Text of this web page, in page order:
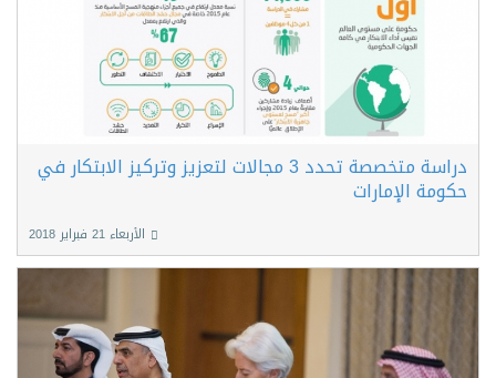
دراسة متخصصة تحدد 3 مجالات لتعزيز وتركيز الابتكار في
حكومة الإمارات
الأربعاء 21 فبراير 2018